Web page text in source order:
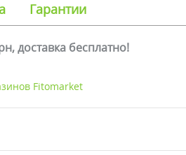
Гарантии
доставка бесплатно!
Fitomarket